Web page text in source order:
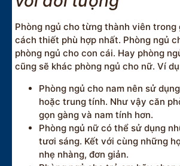
Phòng ngủ cho từng thành viên trong
cách thiết phù hợp nhất. Phòng ngủ
phòng ngủ cho con cái. Hay phòng
cũng sẽ khác phòng ngủ cho nữ. Ví
Phòng ngủ cho nam nên sử
hoặc trung tính. Như vậy căn
gọn gàng và nam tính hơn.
Phòng ngủ nữ có thể sử dụng
tươi sáng. Kết với cùng những
nhẹ nhàng, đơn giản.